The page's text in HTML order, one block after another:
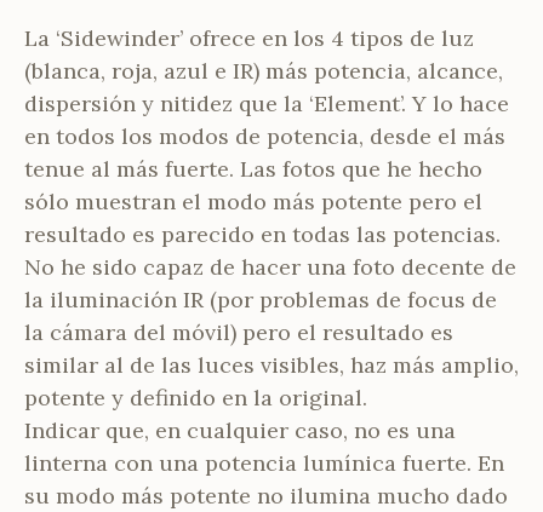
La ‘Sidewinder’ ofrece en los 4 tipos de luz
(blanca, roja, azul e IR) más potencia, alcance,
dispersión y nitidez que la ‘Element’. Y lo hace
en todos los modos de potencia, desde el más
tenue al más fuerte. Las fotos que he hecho
sólo muestran el modo más potente pero el
resultado es parecido en todas las potencias.
No he sido capaz de hacer una foto decente de
la iluminación IR (por problemas de focus de
la cámara del móvil) pero el resultado es
similar al de las luces visibles, haz más amplio,
potente y definido en la original.
Indicar que, en cualquier caso, no es una
linterna con una potencia lumínica fuerte. En
su modo más potente no ilumina mucho dado